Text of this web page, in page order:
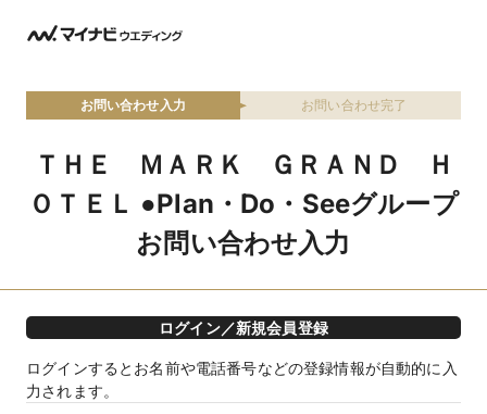
お問い合わせ入力 お問い合わせ完了
ＴＨＥ ＭＡＲＫ ＧＲＡＮＤ Ｈ
ＯＴＥＬ ●Plan・Do・Seeグループ
お問い合わせ入力
ログイン／新規会員登録
ログインするとお名前や電話番号などの登録情報が自動的に入
力されます。